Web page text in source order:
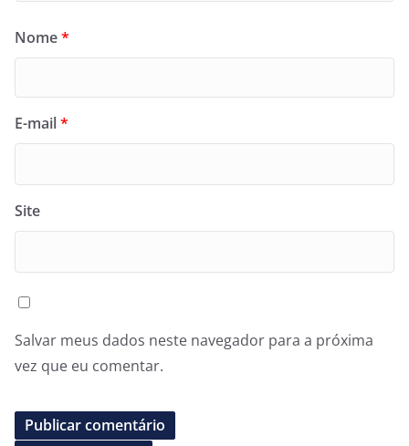
Nome*
E-mail*
Site
Salvar meus dados neste navegador para a próxima
vez que eu comentar.